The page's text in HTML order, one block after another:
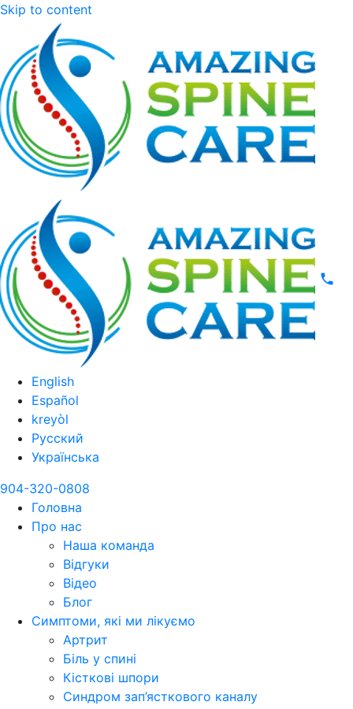
Skip to content
English
Español
kreyòl
Русский
Українська
904-320-0808
Головна
Про нас
Наша команда
Відгуки
Відео
Блог
Симптоми, які ми лікуємо
Артрит
Біль у спині
Кісткові шпори
Синдром зап’ясткового каналу